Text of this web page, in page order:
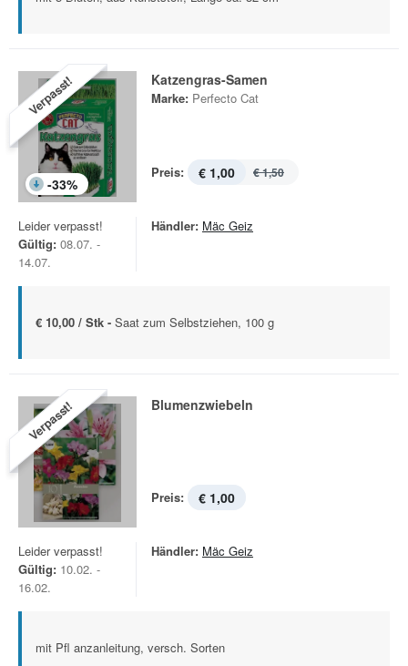
Verpasst!
-33%
Katzengras-Samen
Marke: Perfecto Cat
Preis: € 1,00 € 1,50
Leider verpasst!
Gültig: 08.07. -
14.07.
Händler: Mäc Geiz
€ 10,00 / Stk - Saat zum Selbstziehen, 100 g
Verpasst! Blumenzwiebeln
Preis: € 1,00
Leider verpasst!
Gültig: 10.02. -
16.02.
Händler: Mäc Geiz
mit Pfl anzanleitung, versch. Sorten